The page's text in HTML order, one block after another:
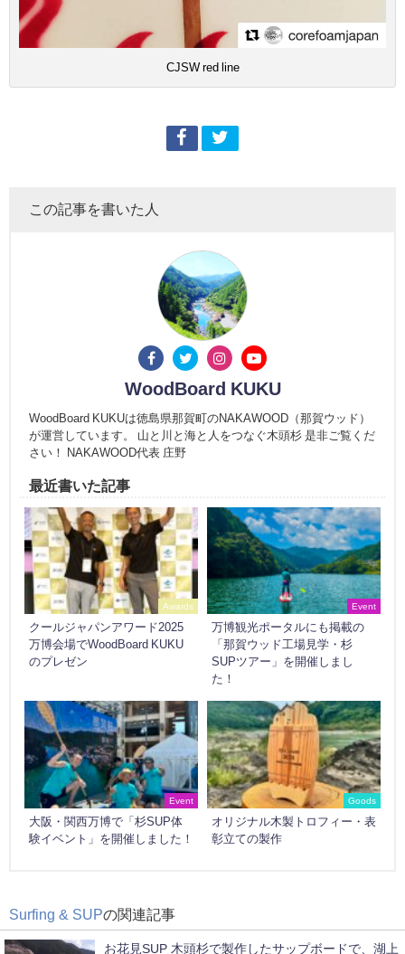
CJSW red line
この記事を書いた人
WoodBoard KUKU
WoodBoard KUKUは徳島県那賀町のNAKAWOOD（那賀ウッド）
が運営しています。 山と川と海と人をつなぐ木頭杉 是非ご覧くだ
さい！ NAKAWOOD代表 庄野
最近書いた記事
Awards
クールジャパンアワード2025
万博会場でWoodBoard KUKU
のプレゼン
Event
万博観光ポータルにも掲載の
「那賀ウッド工場見学・杉
SUPツアー」を開催しまし
た！
Event
大阪・関西万博で「杉SUP体
験イベント」を開催しました！
Goods
オリジナル木製トロフィー・表
彰立ての製作
Surfing & SUPの関連記事
お花見SUP 木頭杉で製作したサップボードで、湖上